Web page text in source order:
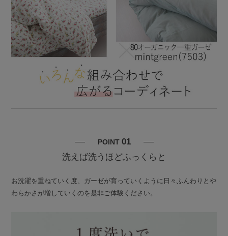
POINT 01
洗えば洗うほどふっくらと
お洗濯を重ねていく度、ガーゼが育っていくように日々ふんわりとや
わらかさが増していくのを是非ご体験ください。